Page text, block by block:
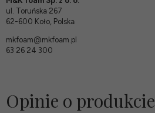
ul. Toruńska 267
62-600 Koło, Polska
mkfoam@mkfoam.pl
63 26 24 300
Opinie o produkcie